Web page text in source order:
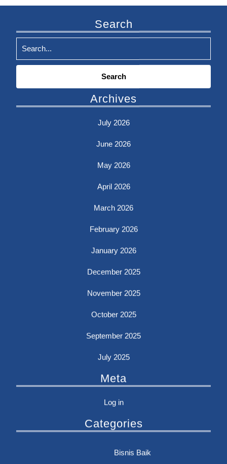
Search
Search
Archives
July 2026
June 2026
May 2026
April 2026
March 2026
February 2026
January 2026
December 2025
November 2025
October 2025
September 2025
July 2025
Meta
Log in
Categories
Bisnis Baik